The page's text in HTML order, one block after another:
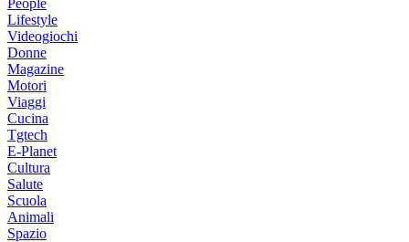
Lifestyle
Videogiochi
Donne
Magazine
Motori
Viaggi
Cucina
Tgtech
E-Planet
Cultura
Salute
Scuola
Animali
Spazio